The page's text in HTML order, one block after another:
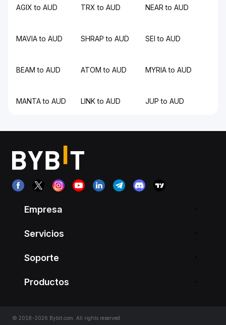
AGIX to AUD TRX to AUD NEAR to AUD
MAVIA to AUD SHRAP to AUD SEI to AUD
BEAM to AUD ATOM to AUD MYRIA to AUD
MANTA to AUD LINK to AUD JUP to AUD
Empresa
Servicios
Soporte
Productos
© 2018-2026 Bybit.com. All rights reserved.